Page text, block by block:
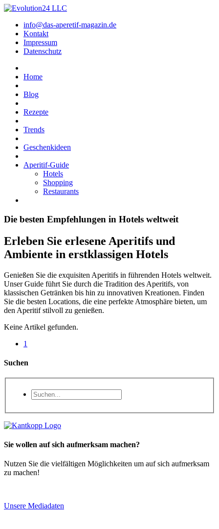
info@das-aperetif-magazin.de
Kontakt
Impressum
Datenschutz
Home
Blog
Rezepte
Trends
Geschenkideen
Aperitif-Guide
Hotels
Shopping
Restaurants
Die besten Empfehlungen in Hotels weltweit
Erleben Sie erlesene Aperitifs und
Ambiente in erstklassigen Hotels
Genießen Sie die exquisiten Aperitifs in führenden Hotels weltweit.
Unser Guide führt Sie durch die Tradition des Aperitifs, von
klassischen Getränken bis hin zu innovativen Kreationen. Finden
Sie die besten Locations, die eine perfekte Atmosphäre bieten, um
den Aperitif stilvoll zu genießen.
Keine Artikel gefunden.
1
Suchen
Sie wollen auf sich aufmerksam machen?
Nutzen Sie die vielfältigen Möglichkeiten um auf sich aufmerksam
zu machen!
Unsere Mediadaten